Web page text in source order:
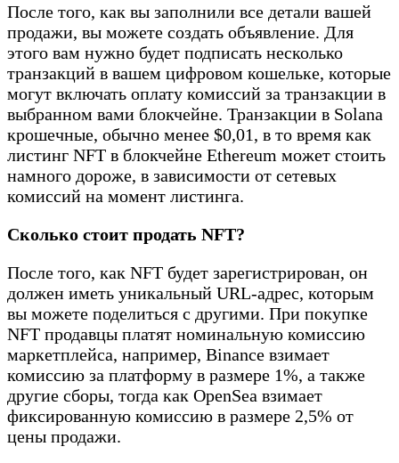
После того, как вы заполнили все детали вашей
продажи, вы можете создать объявление. Для
этого вам нужно будет подписать несколько
транзакций в вашем цифровом кошельке, которые
могут включать оплату комиссий за транзакции в
выбранном вами блокчейне. Транзакции в Solana
крошечные, обычно менее $0,01, в то время как
листинг NFT в блокчейне Ethereum может стоить
намного дороже, в зависимости от сетевых
комиссий на момент листинга.
Сколько стоит продать NFT?
После того, как NFT будет зарегистрирован, он
должен иметь уникальный URL-адрес, которым
вы можете поделиться с другими. При покупке
NFT продавцы платят номинальную комиссию
маркетплейса, например, Binance взимает
комиссию за платформу в размере 1%, а также
другие сборы, тогда как OpenSea взимает
фиксированную комиссию в размере 2,5% от
цены продажи.